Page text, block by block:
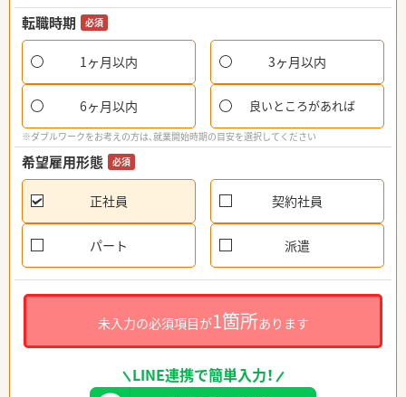
転職時期 必須
1ヶ月以内 3ヶ月以内
6ヶ月以内 良いところがあれば
※ダブルワークをお考えの方は、就業開始時期の目安を選択してください
希望雇用形態 必須
正社員 契約社員
パート 派遣
未入力の必須項目が1箇所あります
LINE連携で簡単入力！